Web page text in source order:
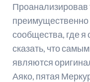
Проанализировав
преимущественно
сообщества, где
сказать, что
являются
Аяко, пятая